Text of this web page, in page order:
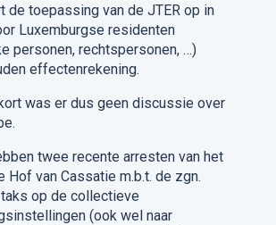
de toepassing van de JTER op in
Luxemburgse residenten
personen, rechtspersonen, …)
effectenrekening.
was er dus geen discussie over
twee recente arresten van het
Hof van Cassatie m.b.t. de zgn.
op de collectieve
(ook wel naar